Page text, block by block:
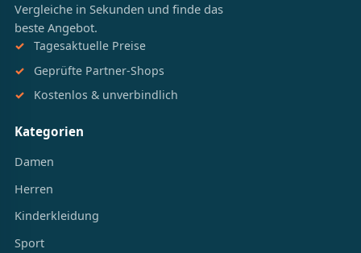
Vergleiche in Sekunden und finde das
beste Angebot.
Tagesaktuelle Preise
Geprüfte Partner-Shops
Kostenlos & unverbindlich
Kategorien
Damen
Herren
Kinderkleidung
Sport